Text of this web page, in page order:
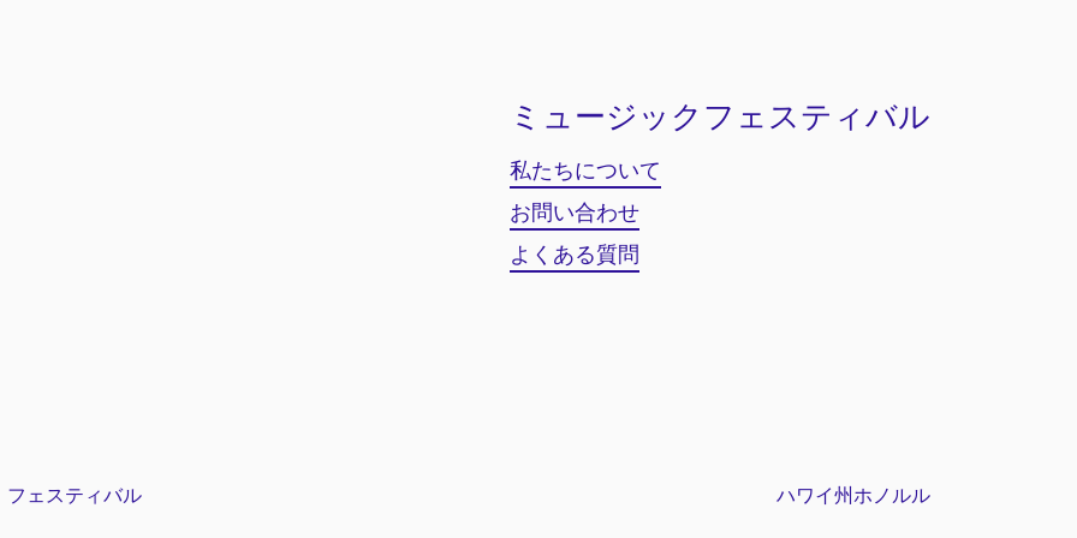
ミュージックフェスティバル
私たちについて
お問い合わせ
よくある質問
ェスティバル ハワイ州ホノルル